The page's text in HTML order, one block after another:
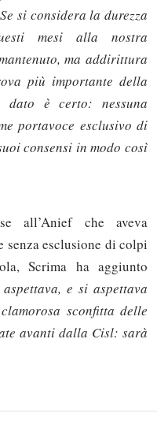
si considera la durezza
mesi alla nostra
ma addirittura
più importante della
è certo: nessuna
portavoce esclusivo di
consensi in modo così
all’Anief che aveva
senza esclusione di colpi
Scrima ha aggiunto
e si aspettava
sconfitta delle
avanti dalla Cisl: sarà
possono